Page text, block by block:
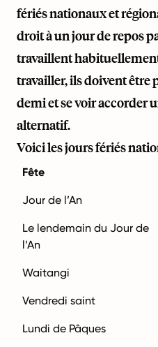
fériés nationaux et
droit à un jour de repos
travaillent
travailler, ils doivent être
demi et se voir accorder
alternatif.
Voici les jours fériés
Fête
Jour de l’An
Le lendemain du Jour de
l’An
Waitangi
Vendredi saint
Lundi de Pâques